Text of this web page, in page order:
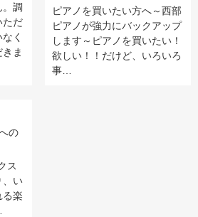
調
ただ
く
ま
ピアノを買いたい方へ～西部
ピアノが強力にバックアップ
します～ピアノを買いたい！
欲しい！！だけど、いろいろ
事…
の
ス
、い
る楽